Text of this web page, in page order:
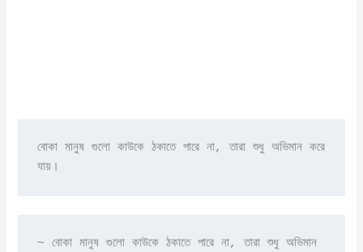
বোকা মানুষ গুলো কাউকে ঠকাতে পারে না, তারা শুধু অভিমান করে
যায়।
~ বোকা মানুষ গুলো কাউকে ঠকাতে পারে না, তারা শুধু অভিমান